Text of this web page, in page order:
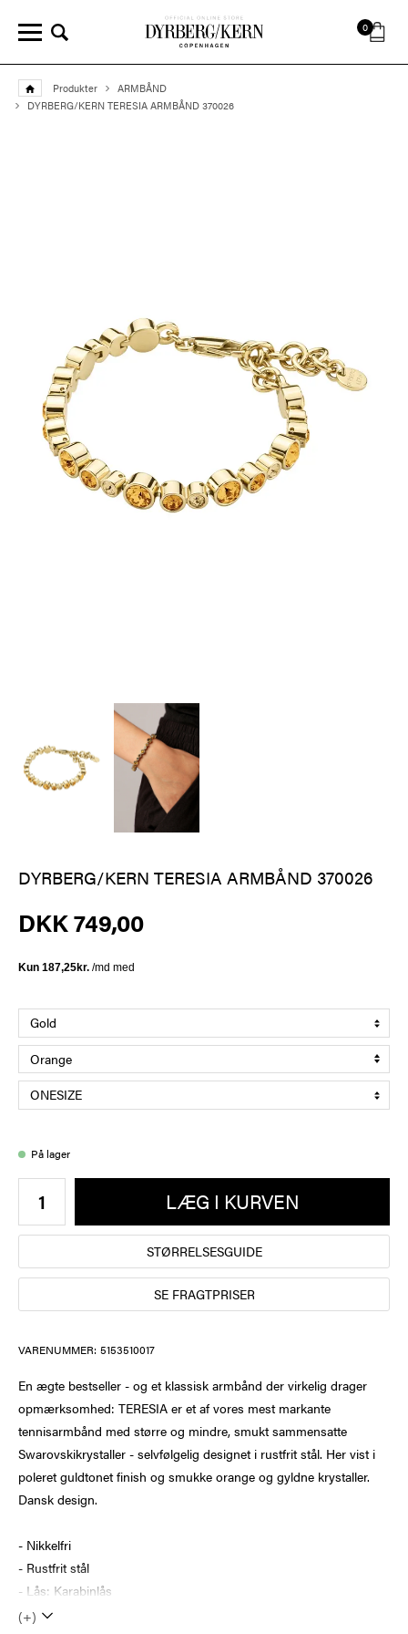
0
Produkter
ARMBÅND
DYRBERG/KERN TERESIA ARMBÅND 370026
DYRBERG/KERN TERESIA ARMBÅND 370026
DKK 749,00
På lager
LÆG I KURVEN
STØRRELSESGUIDE
SE FRAGTPRISER
VARENUMMER: 5153510017
En ægte bestseller - og et klassisk armbånd der virkelig drager
opmærksomhed: TERESIA er et af vores mest markante
tennisarmbånd med større og mindre, smukt sammensatte
Swarovskikrystaller - selvfølgelig designet i rustfrit stål. Her vist i
poleret guldtonet finish og smukke orange og gyldne krystaller.
Dansk design.
- Nikkelfri
- Rustfrit stål
- Lås: Karabinlås
(+)